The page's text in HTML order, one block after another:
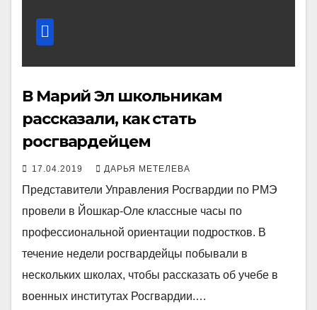
В Марий Эл школьникам
рассказали, как стать
росгвардейцем
17.04.2019 ДАРЬЯ МЕТЕЛЕВА
Представители Управления Росгвардии по РМЭ
провели в Йошкар-Оле классные часы по
профессиональной ориентации подростков. В
течение недели росгвардейцы побывали в
нескольких школах, чтобы рассказать об учебе в
военных институтах Росгвардии.…